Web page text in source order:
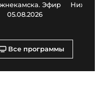
Эфир
05.08.2026
Все программы